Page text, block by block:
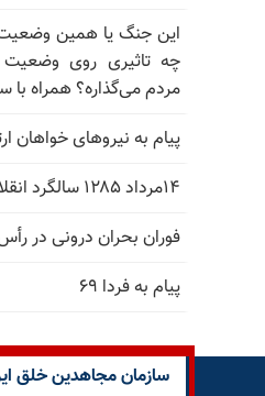
این جنگ یا همین
چه تاثیری روی
مردم می‌گذاره؟ همراه با
پیام به نیروهای خواهان ارتباط -
۱۴مرداد ۱۲۸۵ سالگرد انقلاب مشروطه
فوران بحران درونی در
پیام به فردا ۶۹
سازمان مجاهدین خلق